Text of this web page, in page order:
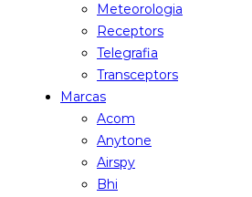
Meteorologia
Receptors
Telegrafia
Transceptors
Marcas
Acom
Anytone
Airspy
Bhi